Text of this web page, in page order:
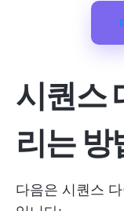
시퀀스
리는 방
다음은 시퀀스